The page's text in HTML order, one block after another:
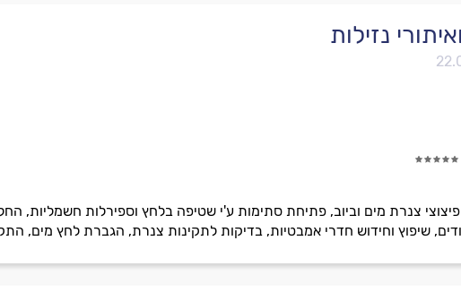
נזילות
פיצוצי צנרת מים וביוב, פתיחת סתימות ע'י שטיפה בלחץ וספירלות
שיפוץ וחידוש חדרי אמבטיות, בדיקות לתקינות צנרת, הגברת לחץ מים,